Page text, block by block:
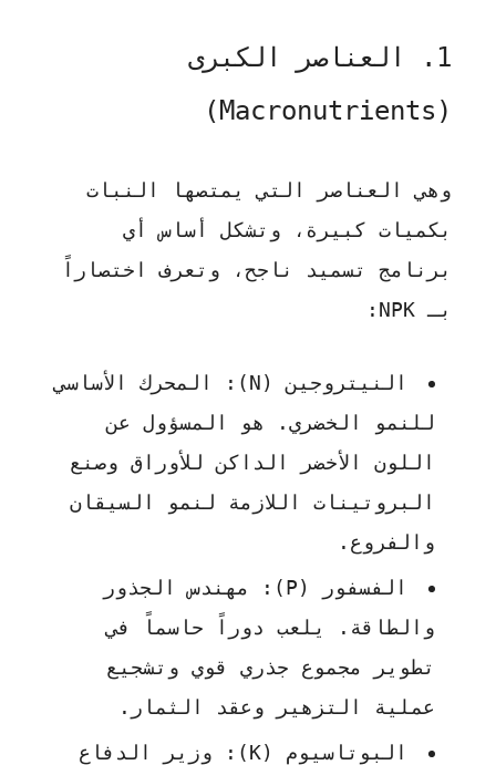
1. العناصر الكبرى
(Macronutrients)
وهي العناصر التي يمتصها النبات
بكميات كبيرة، وتشكل أساس أي
برنامج تسميد ناجح، وتعرف اختصاراً
بـ NPK
:
النيتروجين (N):
المحرك الأساسي
للنمو الخضري. هو المسؤول عن
اللون الأخضر الداكن للأوراق وصنع
البروتينات اللازمة لنمو السيقان
والفروع.
الفسفور (P):
مهندس الجذور
والطاقة. يلعب دوراً حاسماً في
تطوير مجموع جذري قوي وتشجيع
عملية التزهير وعقد الثمار.
البوتاسيوم (K):
وزير الدفاع